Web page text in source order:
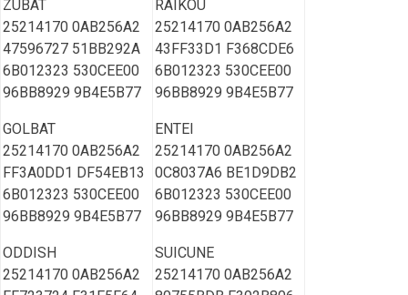
ZUBAT
25214170 0AB256A2
47596727 51BB292A
6B012323 530CEE00
96BB8929 9B4E5B77
GOLBAT
25214170 0AB256A2
FF3A0DD1 DF54EB13
6B012323 530CEE00
96BB8929 9B4E5B77
ODDISH
25214170 0AB256A2
RAIKOU
25214170 0AB256A2
43FF33D1 F368CDE6
6B012323 530CEE00
96BB8929 9B4E5B77
ENTEI
25214170 0AB256A2
0C8037A6 BE1D9DB2
6B012323 530CEE00
96BB8929 9B4E5B77
SUICUNE
25214170 0AB256A2